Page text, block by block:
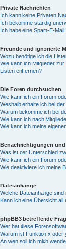
Private Nachrichten
Ich kann keine Privaten
Ich bekomme ständig
Ich habe eine Spam-E-
Freunde und ignorierte
Wozu benötige ich die
Wie kann ich Mitglieder
Listen entfernen?
Die Foren durchsuchen
Wie kann ich ein Forum
Weshalb erhalte ich bei
Warum bekomme ich bei
Wie kann ich nach
Wie kann ich meine
Benachrichtigungen und
Was ist der Unterschied
Wie kann ich ein Forum
Wie deaktiviere ich meine
Dateianhänge
Welche Dateianhänge
Kann ich eine Übersicht all
phpBB3 betreffende
Wer hat diese
Warum ist Funktion x oder
An wen soll ich mich